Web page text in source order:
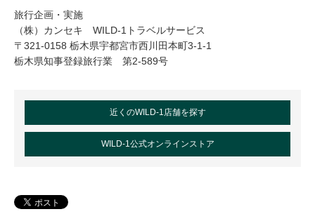
旅行企画・実施
（株）カンセキ WILD-1トラベルサービス
〒321-0158 栃木県宇都宮市西川田本町3-1-1
栃木県知事登録旅行業 第2‐589号
近くのWILD-1店舗を探す
WILD-1公式オンラインストア